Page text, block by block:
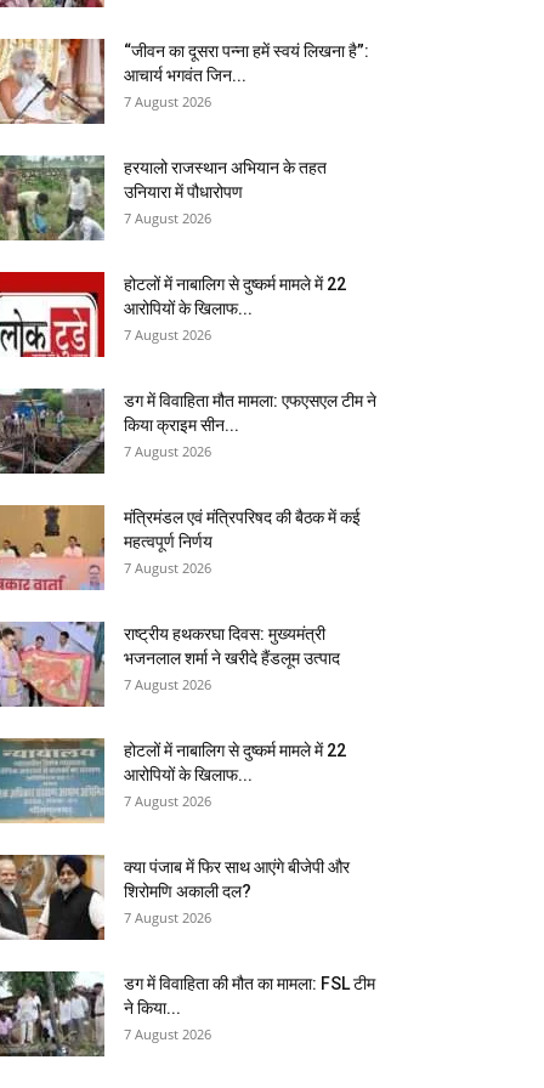
“जीवन का दूसरा पन्ना हमें स्वयं लिखना है”:
आचार्य भगवंत जिन...
7 August 2026
हरयालो राजस्थान अभियान के तहत
उनियारा में पौधारोपण
7 August 2026
होटलों में नाबालिग से दुष्कर्म मामले में 22
आरोपियों के खिलाफ...
7 August 2026
डग में विवाहिता मौत मामला: एफएसएल टीम ने
किया क्राइम सीन...
7 August 2026
मंत्रिमंडल एवं मंत्रिपरिषद की बैठक में कई
महत्वपूर्ण निर्णय
7 August 2026
राष्ट्रीय हथकरघा दिवस: मुख्यमंत्री
भजनलाल शर्मा ने खरीदे हैंडलूम उत्पाद
7 August 2026
होटलों में नाबालिग से दुष्कर्म मामले में 22
आरोपियों के खिलाफ...
7 August 2026
क्या पंजाब में फिर साथ आएंगे बीजेपी और
शिरोमणि अकाली दल?
7 August 2026
डग में विवाहिता की मौत का मामला: FSL टीम
ने किया...
7 August 2026